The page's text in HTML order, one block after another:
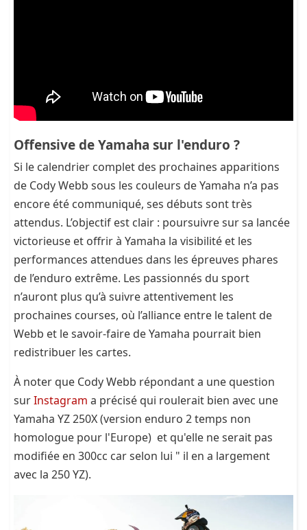
Offensive de Yamaha sur l'enduro ?
Si le calendrier complet des prochaines apparitions
de Cody Webb sous les couleurs de Yamaha n’a pas
encore été communiqué, ses débuts sont très
attendus. L’objectif est clair : poursuivre sur sa lancée
victorieuse et offrir à Yamaha la visibilité et les
performances attendues dans les épreuves phares
de l’enduro extrême. Les passionnés du sport
n’auront plus qu’à suivre attentivement les
prochaines courses, où l’alliance entre le talent de
Webb et le savoir-faire de Yamaha pourrait bien
redistribuer les cartes.
À noter que Cody Webb répondant a une question
surInstagram a précisé qui roulerait bien avec une
Yamaha YZ 250X (version enduro 2 temps non
homologue pour l'Europe) et qu'elle ne serait pas
modifiée en 300cc car selon lui " il en a largement
avec la 250 YZ).